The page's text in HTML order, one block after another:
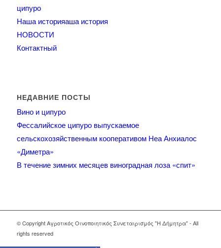
ципуро
Наша историяаша история
НОВОСТИ
Контактный
НЕДАВНИЕ ПОСТЫ
Βино и ципуро
Фессалийское ципуро выпускаемое
сельскохозяйственным кооперативом Неа Анхиалос
«Диметра»
В течение зимних месяцев виноградная лоза «спит»
© Copyright Αγροτικός Οινοποιητικός Συνεταιρισμός "Η Δήμητρα" - All
rights reserved